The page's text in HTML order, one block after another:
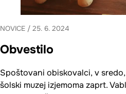
NOVICE / 25. 6. 2024
Obvestilo
Spoštovani obiskovalci, v
šolski muzej izjemoma zaprt.